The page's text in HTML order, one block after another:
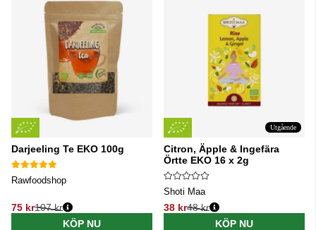
Darjeeling Te EKO 100g
Rawfoodshop
75 kr
Ordinarie pris:
107 kr
KÖP NU
Utgående
Citron, Äpple & Ingefära
Örtte EKO 16 x 2g
Shoti Maa
38 kr
Ordinarie pris:
48 kr
KÖP NU